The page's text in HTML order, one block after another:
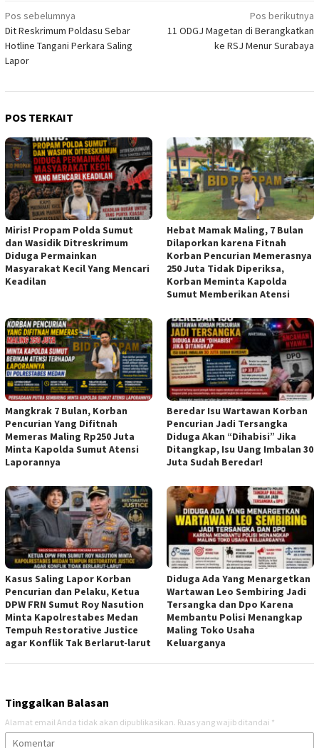
Navigasi
pos
Pos sebelumnya
Dit Reskrimum Poldasu Sebar
Hotline Tangani Perkara Saling
Lapor
Pos berikutnya
11 ODGJ Magetan di Berangkatkan
ke RSJ Menur Surabaya
POS TERKAIT
Miris! Propam Polda Sumut
dan Wasidik Ditreskrimum
Diduga Permainkan
Masyarakat Kecil Yang Mencari
Keadilan
Hebat Mamak Maling, 7 Bulan
Dilaporkan karena Fitnah
Korban Pencurian Memerasnya
250 Juta Tidak Diperiksa,
Korban Meminta Kapolda
Sumut Memberikan Atensi
Mangkrak 7 Bulan, Korban
Pencurian Yang Difitnah
Memeras Maling Rp250 Juta
Minta Kapolda Sumut Atensi
Laporannya
Beredar Isu Wartawan Korban
Pencurian Jadi Tersangka
Diduga Akan “Dihabisi” Jika
Ditangkap, Isu Uang Imbalan 30
Juta Sudah Beredar!
Kasus Saling Lapor Korban
Pencurian dan Pelaku, Ketua
DPW FRN Sumut Roy Nasution
Minta Kapolrestabes Medan
Tempuh Restorative Justice
agar Konflik Tak Berlarut-larut
Diduga Ada Yang Menargetkan
Wartawan Leo Sembiring Jadi
Tersangka dan Dpo Karena
Membantu Polisi Menangkap
Maling Toko Usaha
Keluarganya
Tinggalkan Balasan
Alamat email Anda tidak akan dipublikasikan. Ruas yang wajib ditandai *